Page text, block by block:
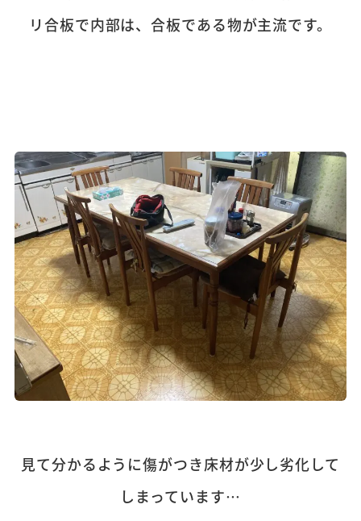
リ合板で内部は、合板である物が主流です。
見て分かるように傷がつき床材が少し劣化して
しまっています…